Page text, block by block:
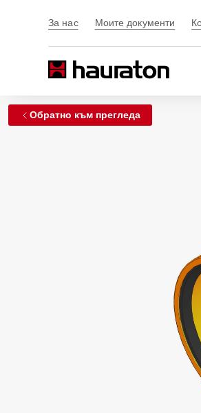
За нас Моите документи
Обратно към прегледа